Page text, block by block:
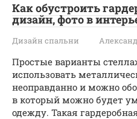
Как обустроить
дизайн, фото в
Дизайн спальни
Простые варианты
использовать
неоправданно и можно
в который можно будет
одежду. Такая